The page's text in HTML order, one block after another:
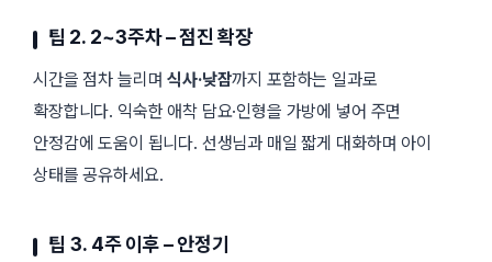
팁 2. 2~3주차 – 점진 확장
시간을 점차 늘리며식사·낮잠까지 포함하는 일과로
확장합니다. 익숙한 애착 담요·인형을 가방에 넣어 주면
안정감에 도움이 됩니다. 선생님과 매일 짧게 대화하며 아이
상태를 공유하세요.
팁 3. 4주 이후 – 안정기